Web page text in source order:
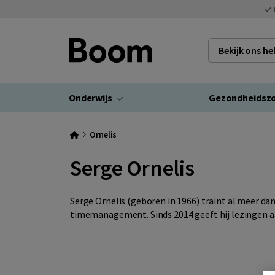
Bekijk ons
Onderwijs
Ornelis
Serge Ornelis
Serge Ornelis (geboren in 1966) traint al meer
timemanagement. Sinds 2014 geeft hij lezingen